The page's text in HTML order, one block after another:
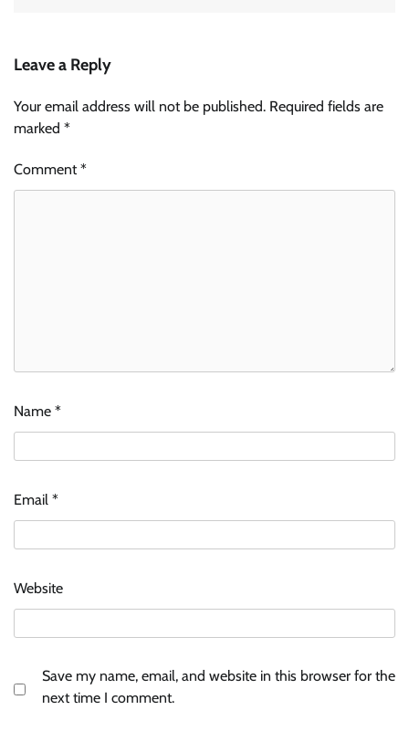
Leave a Reply
Your email address will not be published. Required fields are
marked *
Comment*
Name *
Email *
Website
Save my name, email, and website in this browser for the
next time I comment.